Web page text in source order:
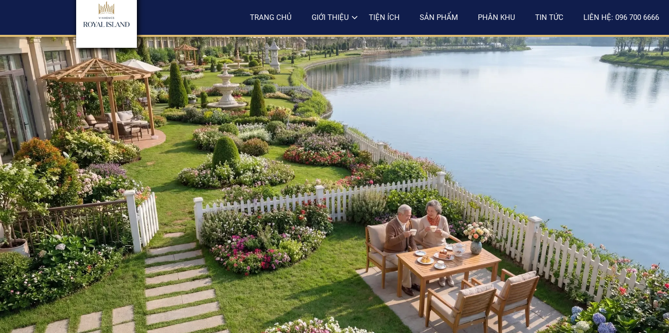
TRANG CHỦ GIỚI THIỆU TIỆN ÍCH SẢN PHẨM PHÂN KHU TIN TỨC LIÊN HỆ: 096 700 6666